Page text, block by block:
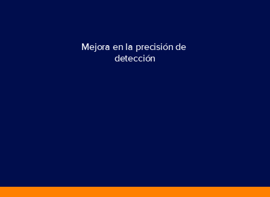
Mejora en la precisión de
detección